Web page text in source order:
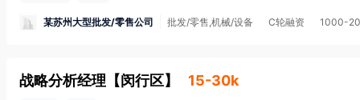
某苏州大型批发/零售公司 批发/零售,机械/设备 C轮融资 1000-
战略分析经理 【闵行区】 15-30k